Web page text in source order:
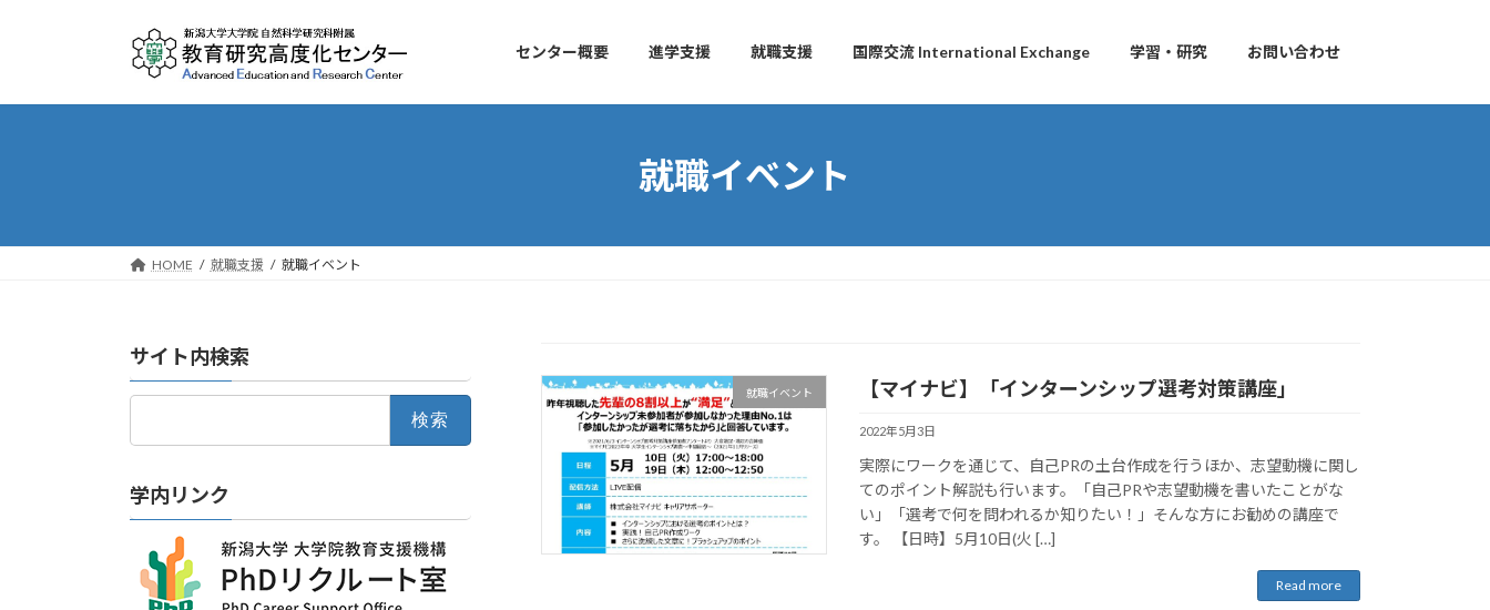
センター概要 進学支援 就職支援 国際交流 International Exchange 学習・研究 お問い合わせ
就職イベント
HOME 就職支援 就職イベント
就職イベント 【マイナビ】「インターンシップ選考対策講座」
2022年5月3日
実際にワークを通じて、自己PRの土台作成を行うほか、志望動機に関し
てのポイント解説も行います。「自己PRや志望動機を書いたことがな
い」「選考で何を問われるか知りたい！」そんな方にお勧めの講座で
す。 【日時】5月10日(火 […]
Read more
サイト内検索
学内リンク